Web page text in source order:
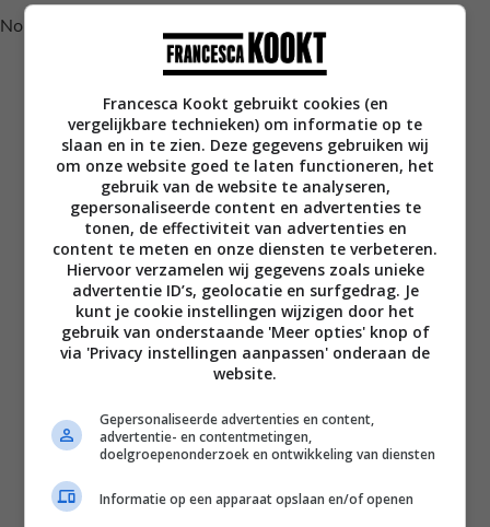
No posts found.
Disclaimer
Privacy voorwaarden
Contact
Instagram
Facebook
Pinterest
Home
Word gratis lid
Francesca Kookt gebruikt cookies (en
vergelijkbare technieken) om informatie op te
slaan en in te zien. Deze gegevens gebruiken wij
om onze website goed te laten functioneren, het
gebruik van de website te analyseren,
gepersonaliseerde content en advertenties te
tonen, de effectiviteit van advertenties en
content te meten en onze diensten te verbeteren.
Hiervoor verzamelen wij gegevens zoals unieke
advertentie ID’s, geolocatie en surfgedrag. Je
kunt je cookie instellingen wijzigen door het
gebruik van onderstaande 'Meer opties' knop of
via 'Privacy instellingen aanpassen' onderaan de
website.
Gepersonaliseerde advertenties en content,
advertentie- en contentmetingen,
doelgroepenonderzoek en ontwikkeling van diensten
Informatie op een apparaat opslaan en/of openen